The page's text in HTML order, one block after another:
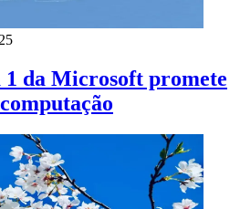
da Microsoft promete